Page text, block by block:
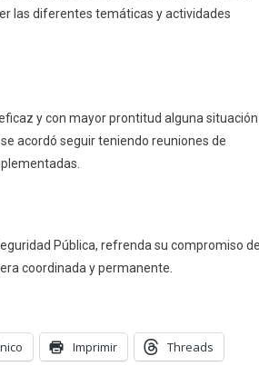
las diferentes temáticas y actividades
y con mayor prontitud alguna situación
acordó seguir teniendo reuniones de
Pública, refrenda su compromiso
coordinada y permanente.
Imprimir Threads